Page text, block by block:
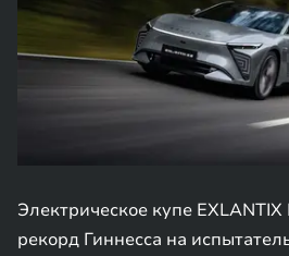
Электрическое купе EXLANTIX
рекорд Гиннесса на